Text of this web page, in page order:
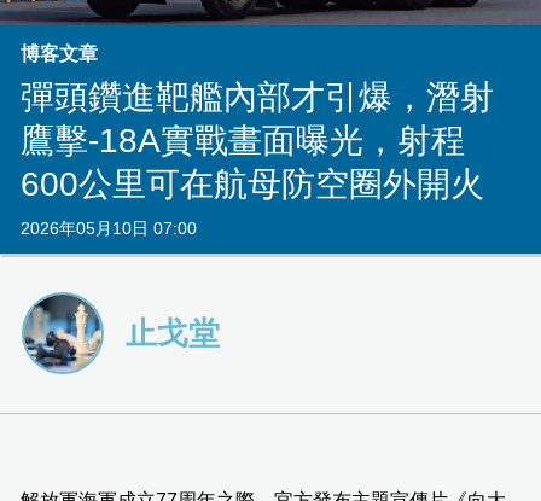
博客文章
彈頭鑽進靶艦內部才引爆，潛射
鷹擊-18A實戰畫面曝光，射程
600公里可在航母防空圈外開火
2026年05月10日 07:00
止戈堂